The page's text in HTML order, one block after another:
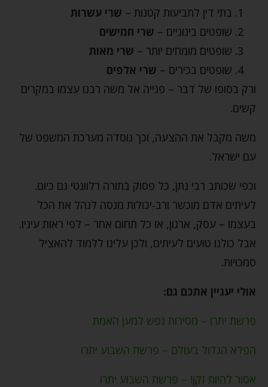
בתי דין לתביעות קטנות – שרי עשרות
שופטים בינוניים – שרי חמישים
שופטים מומחים יותר – שרי מאות
שופטים בכירים – שרי אלפים
ורק בסופו של דבר – פנייה אל משה רבנו עצמו במקרים
קשים.
משה מקבל את ההצעה, וכך נוסדה מערכת המשפט של
עם ישראל.
וכפי שכותב רבי נתן, כל פסוק בתורה רלוונטי גם כיום.
לעיתים אדם מוכשר ורב-יכולות מנסה לנהל את הכל
בעצמו – עסק, ארגון, או כל תחום אחר – לפי ראות עיניו.
אבל כולנו טועים לעיתים, ולכן עלינו ללמוד להאציל
סמכויות.
אולי יעניין אתכם גם:
פרשת יתרו – מסירות נפש למען האמת
הפלא הגדול בעולם – פרשת השבוע יתרו
אסור להיות זקן! – פרשת השבוע יתרו